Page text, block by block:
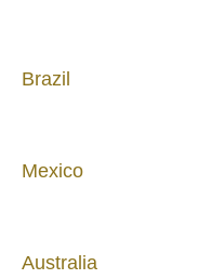
Brazil
Mexico
Australia